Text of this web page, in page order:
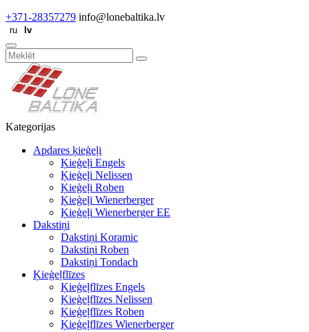
+371-28357279 info@lonebaltika.lv
Kategorijas
Apdares ķieģeļi
Ķieģeļi Engels
Ķieģeļi Nelissen
Ķieģeļi Roben
Ķieģeļi Wienerberger
Ķieģeļi Wienerberger EE
Dakstiņi
Dakstiņi Koramic
Dakstiņi Roben
Dakstiņi Tondach
Ķieģeļflīzes
Ķieģeļflīzes Engels
Ķieģeļflīzes Nelissen
Ķieģeļflīzes Roben
Ķieģeļflīzes Wienerberger